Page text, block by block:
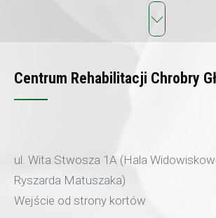
Centrum Rehabilitacji Chrobry
ul. Wita Stwosza 1A (Hala
Ryszarda Matuszaka)
Wejście od strony kortów